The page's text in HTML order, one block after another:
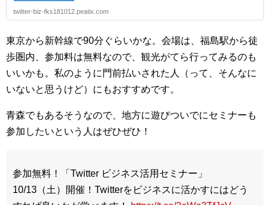
twitter-biz-fks181012.peatix.com
東京から新幹線で90分ぐらいかな。会場は、福島駅から徒
歩圏内、参加料は無料なので、観光がてら行ってみるのも
いいかも。私のように門前払いされた人（って、そんなに
いないと思うけど）にもおすすめです。
青森でもあるそうなので、地方に遊びついでにセミナーも
参加したいという人はぜひぜひ！
参加無料！「Twitter ビジネス活用セミナー」
10/13（土）開催！Twitterをビジネスに活かすにはどう